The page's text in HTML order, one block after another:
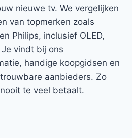
nieuwe tv. We vergelijken
van topmerken zoals
Philips, inclusief OLED,
Je vindt bij ons
handige koopgidsen en
aanbieders. Zo
te veel betaalt.